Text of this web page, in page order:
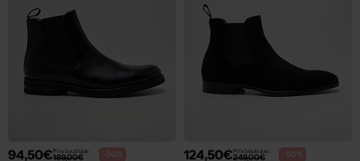
94,50€Prix boutique :
189,00€ -50% 124,50€Prix boutique :
249,00€ -50%